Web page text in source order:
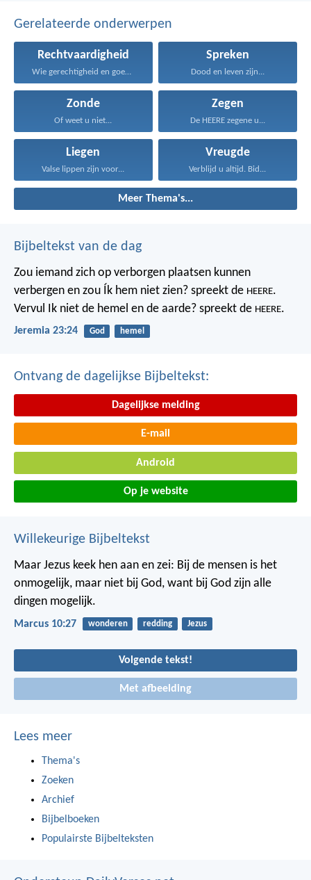
Gerelateerde onderwerpen
Rechtvaardigheid
Wie gerechtigheid en goedertierenheid...
Spreken
Dood en leven zijn...
Zonde
Of weet u niet...
Zegen
De HEERE zegene u...
Liegen
Valse lippen zijn voor...
Vreugde
Verblijd u altijd. Bid...
Meer Thema's...
Bijbeltekst van de dag
Zou iemand zich op verborgen plaatsen kunnen
verbergen en zou Ík hem niet zien? spreekt de HEERE.
Vervul Ik niet de hemel en de aarde? spreekt de HEERE.
Jeremia 23:24 God hemel
Ontvang de dagelijkse Bijbeltekst:
Dagelijkse melding
E-mail
Android
Op je website
Willekeurige Bijbeltekst
Maar Jezus keek hen aan en zei: Bij de mensen is het
onmogelijk, maar niet bij God, want bij God zijn alle
dingen mogelijk.
Marcus 10:27 wonderen redding Jezus
Volgende tekst!
Met afbeelding
Lees meer
Thema's
Zoeken
Archief
Bijbelboeken
Populairste Bijbelteksten